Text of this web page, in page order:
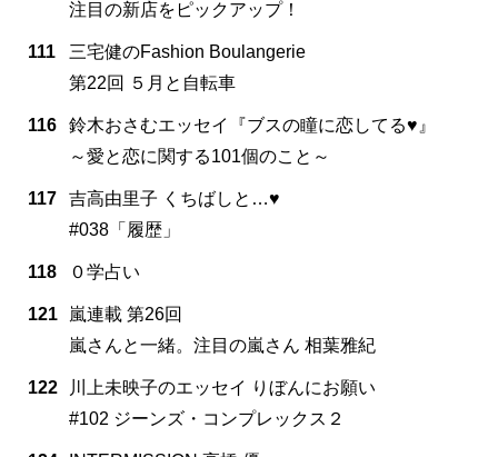
注目の新店をピックアップ！
111
三宅健のFashion Boulangerie
第22回 ５月と自転車
116
鈴木おさむエッセイ『ブスの瞳に恋してる♥』
～愛と恋に関する101個のこと～
117
吉高由里子 くちばしと…♥
#038「履歴」
118 ０学占い
121
嵐連載 第26回
嵐さんと一緒。注目の嵐さん 相葉雅紀
122
川上未映子のエッセイ りぼんにお願い
#102 ジーンズ・コンプレックス２